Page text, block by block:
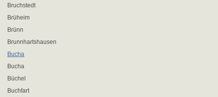
Bruchstedt
Brüheim
Brünn
Brunnhartshausen
Bucha
Bucha
Büchel
Buchfart